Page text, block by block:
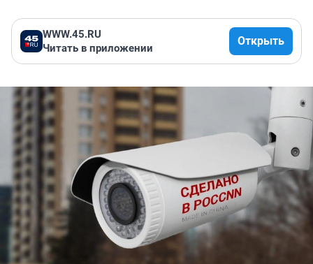
WWW.45.RU
Читать в приложении
Открыть